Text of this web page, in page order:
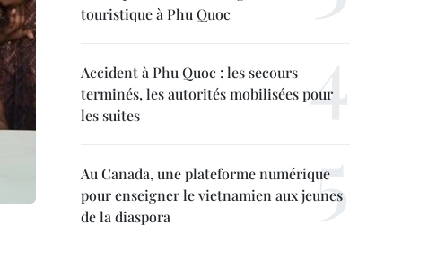
touristique à Phu Quoc
Accident à Phu Quoc : les secours
terminés, les autorités mobilisées pour
les suites
Au Canada, une plateforme numérique
pour enseigner le vietnamien aux jeunes
de la diaspora